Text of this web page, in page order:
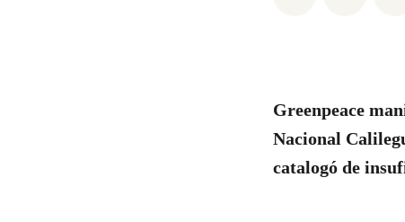
Greenpeace
Nacional
catalogó de